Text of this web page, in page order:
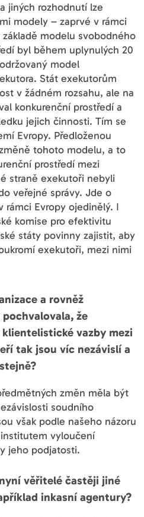
jiných rozhodnutí lze
modely – zaprvé v rámci
modelu svobodného
byl během uplynulých 20
model
Stát exekutorům
v žádném rozsahu, ale na
konkurenční prostředí a
jejich činnosti. Tím se
Evropy. Předloženou
tohoto modelu, a to
prostředí mezi
straně exekutoři nebyli
veřejné správy. Jde o
Evropy ojedinělý. I
komise pro efektivitu
státy povinny zajistit, aby
exekutoři, mezi nimi
a rovněž
že
vazby mezi
tak jsou víc nezávislí a
změn měla být
soudního
však podle našeho názoru
vyloučení
jeho podjatosti.
věřitelé častěji jiné
inkasní agentury?